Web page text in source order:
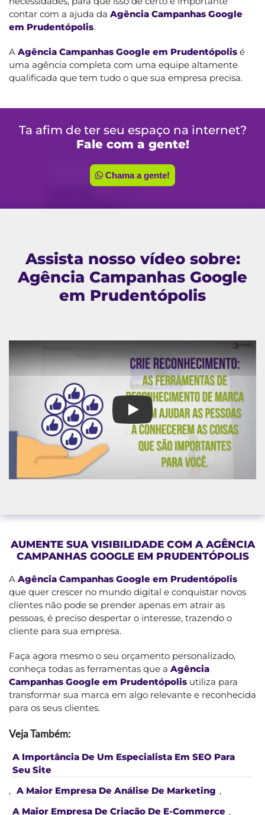
contar com a ajuda da Agência Campanhas Google
em Prudentópolis.
A Agência Campanhas Google em Prudentópolis é
uma agência completa com uma equipe altamente
qualificada que tem tudo o que sua empresa precisa.
Ta afim de ter seu espaço na internet?
Fale com a gente!
Chama a gente!
Assista nosso vídeo sobre:
Agência Campanhas Google
em Prudentópolis
Agência Campanhas Google
AUMENTE SUA VISIBILIDADE COM A AGÊNCIA
CAMPANHAS GOOGLE EM PRUDENTÓPOLIS
A Agência Campanhas Google em Prudentópolis
que quer crescer no mundo digital e conquistar novos
clientes não pode se prender apenas em atrair as
pessoas, é preciso despertar o interesse, trazendo o
cliente para sua empresa.
Faça agora mesmo o seu orçamento personalizado,
conheça todas as ferramentas que a Agência
Campanhas Google em Prudentópolis utiliza para
transformar sua marca em algo relevante e reconhecida
para os seus clientes.
Veja Também:
A Importância De Um Especialista Em SEO Para
Seu Site
, A Maior Empresa De Análise De Marketing ,
A Maior Empresa De Criação De E-Commerce ,